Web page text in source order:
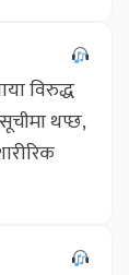
विरुद्ध
थप्छ,